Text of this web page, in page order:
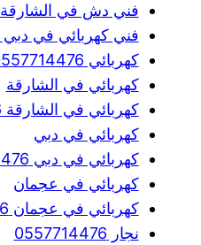
فني دش في الشارقة 0557714476
فني كهربائي في دبي 0557714476
كهربائي 0557714476
كهربائي في الشارقة
كهربائي في الشارقة 0557714476
كهربائي في دبي
كهربائي في دبي 0557714476
كهربائي في عجمان
كهربائي في عجمان 0557714476
نجار 0557714476